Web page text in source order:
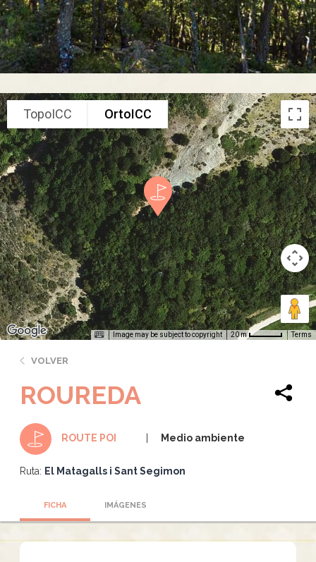
TopoICC OrtoICC
Image may be subject to copyright 20 m Terms
VOLVER
ROUREDA
ROUTE POI Medio ambiente
Ruta: El Matagalls i Sant Segimon
FICHA IMÁGENES